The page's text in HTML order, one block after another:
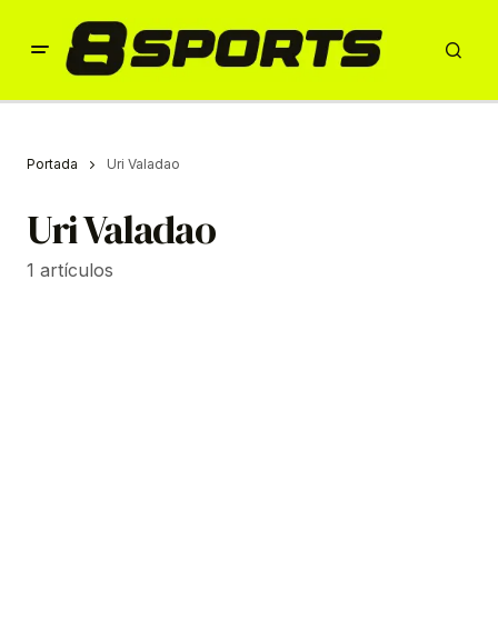
Portada Uri Valadao
Uri Valadao
1 artículos